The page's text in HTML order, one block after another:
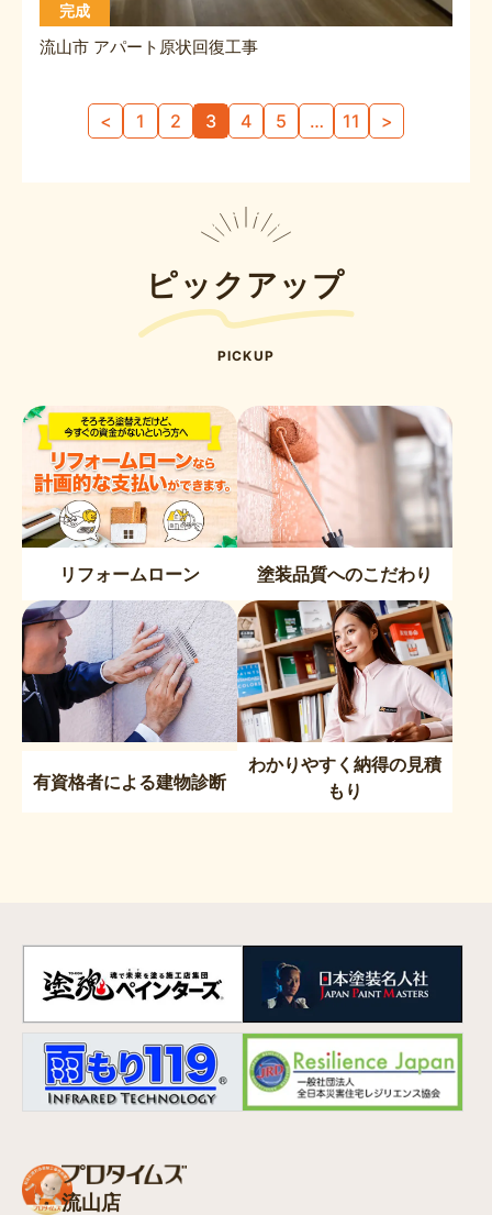
完成
流山市 アパート原状回復工事
< 1 2 3 4 5 … 11 >
ピックアップ
PICKUP
リフォームローン 塗装品質へのこだわり
有資格者による建物診断
わかりやすく納得の見積
もり
流山店